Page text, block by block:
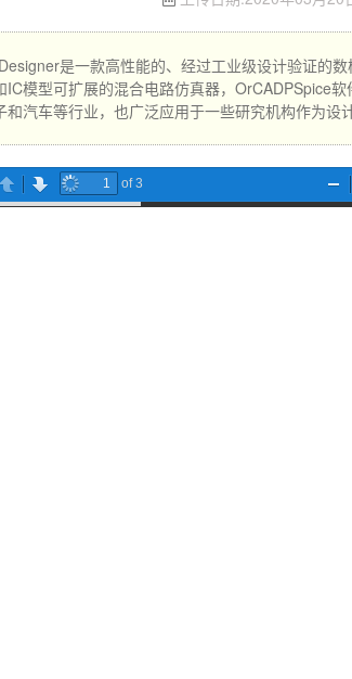
是一款高性能的、经过工业级设计验证的
IC模型可扩展的混合电路仿真器，OrCADPSpice
和汽车等行业，也广泛应用于一些研究机构作为设